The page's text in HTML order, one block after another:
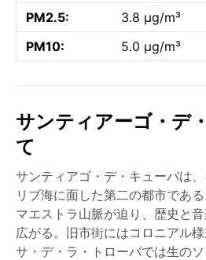
PM2.5:
3.8 µg/m³
PM10:
5.0 µg/m³
サンティアーゴ・デ
て
サンティアゴ・デ・キューバは
リブ海に面した第二の都市であ
マエストラ山脈が迫り、歴史と
広がる。旧市街にはコロニアル
サ・デ・ラ・トローバでは生の